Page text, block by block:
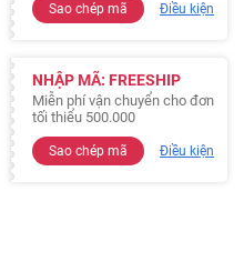
Sao chép mã Điều kiện
NHẬP MÃ: FREESHIP
Miễn phí vận chuyển cho đơn
tối thiểu 500.000
Sao chép mã Điều kiện